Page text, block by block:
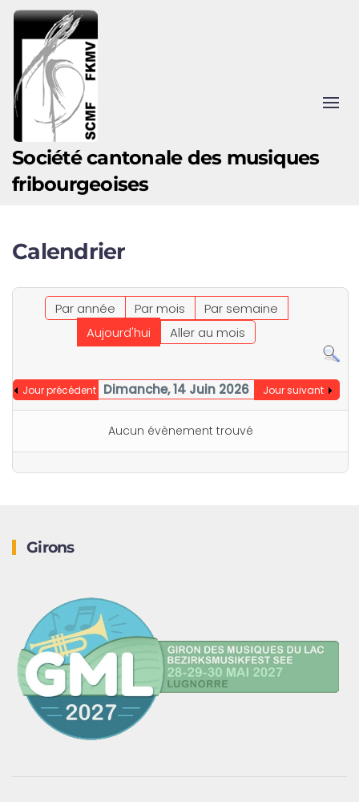
Accéder au contenu principal
Société cantonale des musiques
fribourgeoises
Calendrier
Par année Par mois
Par semaine
Aujourd'hui
Aller au mois
Jour précédent Dimanche, 14 Juin 2026 Jour suivant
Aucun évènement trouvé
Girons